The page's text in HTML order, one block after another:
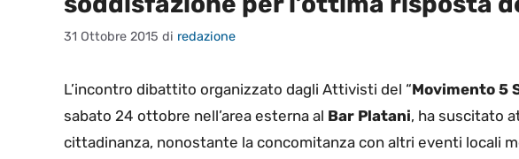
31 Ottobre 2015 di redazione
L’incontro dibattito organizzato dagli Attivisti del “Movimento 5
sabato 24 ottobre nell’area esterna al Bar Platani, ha suscitato
cittadinanza, nonostante la concomitanza con altri eventi locali